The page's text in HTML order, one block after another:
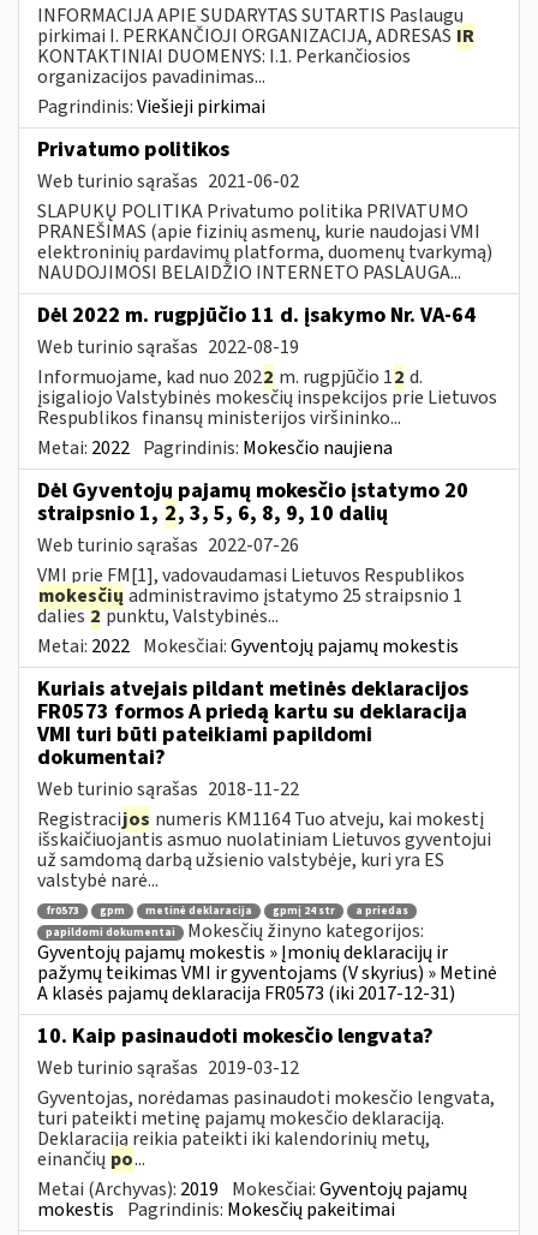
INFORMACIJA APIE SUDARYTAS SUTARTIS Paslaugų
pirkimai I. PERKANČIOJI ORGANIZACIJA, ADRESAS IR
KONTAKTINIAI DUOMENYS: I.1. Perkančiosios
organizacijos pavadinimas...
Pagrindinis:Viešieji pirkimai
Privatumo politikos
Web turinio sąrašas 2021-06-02
SLAPUKŲ POLITIKA Privatumo politika PRIVATUMO
PRANEŠIMAS (apie fizinių asmenų, kurie naudojasi VMI
elektroninių pardavimų platforma, duomenų tvarkymą)
NAUDOJIMOSI BELAIDŽIO INTERNETO PASLAUGA...
Dėl 2022 m. rugpjūčio 11 d. įsakymo Nr. VA-64
Web turinio sąrašas 2022-08-19
Informuojame, kad nuo 2022 m. rugpjūčio 12 d.
įsigaliojo Valstybinės mokesčių inspekcijos prie Lietuvos
Respublikos finansų ministerijos viršininko...
Metai: 2022 Pagrindinis: Mokesčio naujiena
Dėl Gyventojų pajamų mokesčio įstatymo 20
straipsnio 1, 2, 3, 5, 6, 8, 9, 10 dalių
Web turinio sąrašas 2022-07-26
VMI prie FM[1], vadovaudamasi Lietuvos Respublikos
mokesčių administravimo įstatymo 25 straipsnio 1
dalies2punktu, Valstybinės...
Metai: 2022 Mokesčiai:Gyventojų pajamų mokestis
Kuriais atvejais pildant metinės deklaracijos
FR0573 formos A priedą kartu su deklaracija
VMI turi būti pateikiami papildomi
dokumentai?
Web turinio sąrašas 2018-11-22
Registracijos numeris KM1164 Tuo atveju, kai mokestį
išskaičiuojantis asmuo nuolatiniam Lietuvos gyventojui
už samdomą darbą užsienio valstybėje, kuri yra ES
valstybė narė...
fr0573 gpm metinė deklaracija gpmį 24 str
a priedas
papildomi dokumentai
Mokesčių žinyno kategorijos:
Gyventojų pajamų mokestis » Įmonių deklaracijų ir
pažymų teikimas VMI ir gyventojams (V skyrius) » Metinė
A klasės pajamų deklaracija FR0573 (iki 2017-12-31)
10. Kaip pasinaudoti mokesčio lengvata?
Web turinio sąrašas 2019-03-12
Gyventojas, norėdamas pasinaudoti mokesčio lengvata,
turi pateikti metinę pajamų mokesčio deklaraciją.
Deklaraciją reikia pateikti iki kalendorinių metų,
einančių po...
Metai (Archyvas): 2019 Mokesčiai:Gyventojų pajamų
mokestis Pagrindinis: Mokesčių pakeitimai